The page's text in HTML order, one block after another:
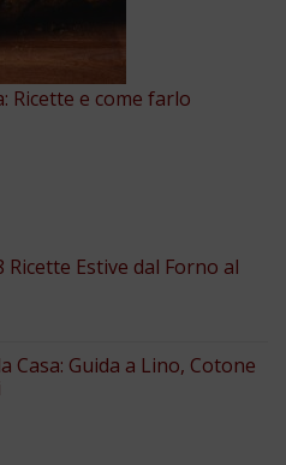
Ricette e come farlo
Ricette Estive dal Forno al
Casa: Guida a Lino, Cotone